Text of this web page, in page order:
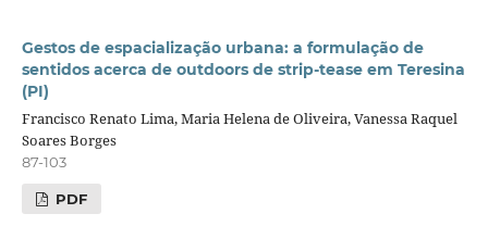
Gestos de espacialização urbana: a formulação de
sentidos acerca de outdoors de strip-tease em Teresina
(PI)
Francisco Renato Lima, Maria Helena de Oliveira, Vanessa Raquel
Soares Borges
87-103
PDF